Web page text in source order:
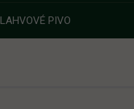
LAHVOVÉ PIVO